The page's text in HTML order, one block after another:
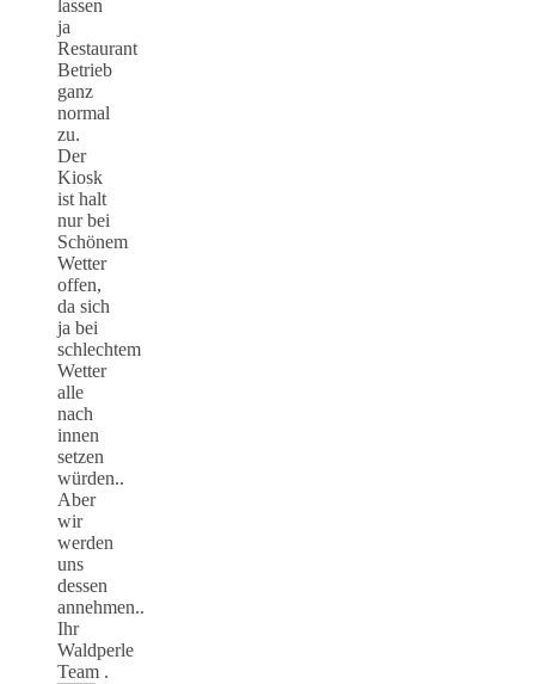
lassen
ja
Restaurant
Betrieb
ganz
normal
zu.
Der
Kiosk
ist halt
nur bei
Schönem
Wetter
offen,
da sich
ja bei
schlechtem
Wetter
alle
nach
innen
setzen
würden..
Aber
wir
werden
uns
dessen
annehmen..
Ihr
Waldperle
Team .